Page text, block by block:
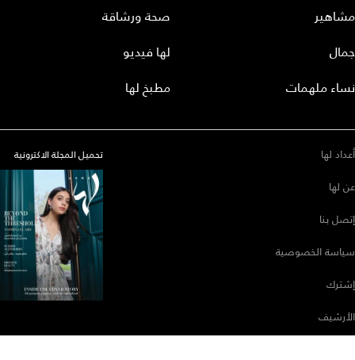
مشاهير
جمال
نساء ملهمات
صحة ورشاقة
لها فيديو
مطبخ لها
أعداد لها
عن لها
إتصل بنا
سياسة الخصوصية
إشترك
الأرشيف
تحميل المجلة الاكترونية